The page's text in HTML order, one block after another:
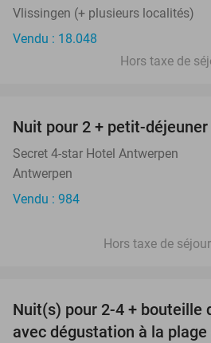
Vlissingen (+ plusieurs localités)
Vendu : 18.048
Hors taxe de
Nuit pour 2 + petit-
Secret 4-star Hotel Antwerpen
Antwerpen
Vendu : 984
Hors taxe de
Nuit(s) pour 2-4 + bouteille
avec dégustation à la plage